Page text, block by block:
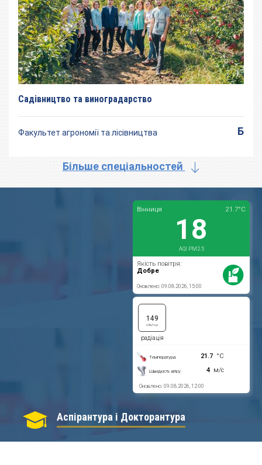
Садівництво та виноградарство
Факультет агрономії та лісівництва Б
Більше спеціальностей
Аспірантура і Докторантура